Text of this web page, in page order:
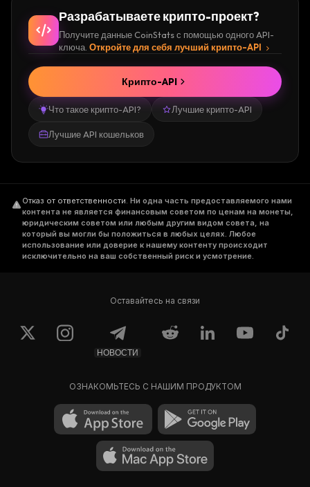
Разрабатываете крипто-проект?
Получите данные CoinStats с помощью одного API-
ключа. Откройте для себя лучший крипто-API
Что такое крипто-API? Лучшие крипто-API
Лучшие API кошельков
Крипто-API
Отказ от ответственности. Ни одна часть предоставляемого нами
контента не является финансовым советом по ценам на монеты,
юридическим советом или любым другим видом совета, на
который вы могли бы положиться в любых целях. Любое
использование или доверие к нашему контенту происходит
исключительно на ваш собственный риск и усмотрение.
Оставайтесь на связи
НОВОСТИ
ОЗНАКОМЬТЕСЬ С НАШИМ ПРОДУКТОМ